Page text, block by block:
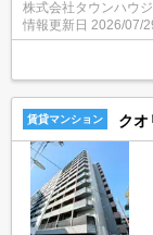
アパートをお探
株式会社タウンハウ
情報更新日 2026/07/
賃貸マンション クオ